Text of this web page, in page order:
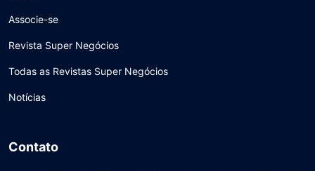
Associe-se
Revista Super Negócios
Todas as Revistas Super Negócios
Notícias
Contato